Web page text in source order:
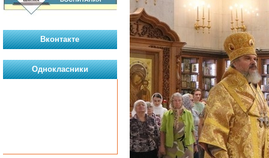
Вконтакте
Однокласники